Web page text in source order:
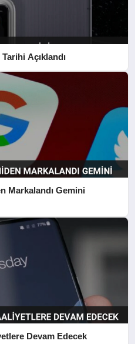
Açıklandı
Markalandı Gemini
Devam Edecek